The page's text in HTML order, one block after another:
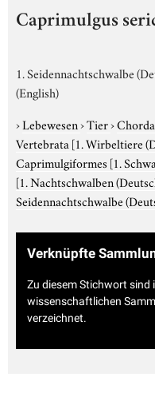
Caprimulgus
1. Seidennachtschwalbe
(English)
›Lebewesen›Tier›
Vertebrata [1. Wirbeltiere
Caprimulgiformes [1.
[1. Nachtschwalben
Seidennachtschwalbe
Verknüpfte
Zu diesem Stichwort sind
wissenschaftlichen
verzeichnet.